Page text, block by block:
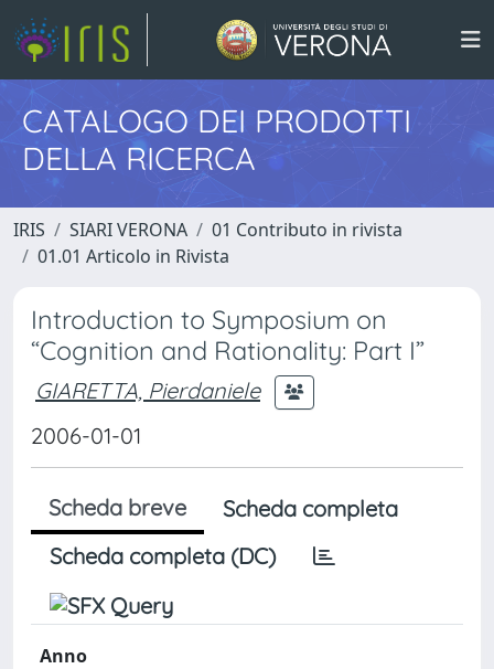
CATALOGO DEI PRODOTTI
DELLA RICERCA
IRIS SIARI VERONA
01 Contributo in rivista
01.01 Articolo in Rivista
Introduction to Symposium on
“Cognition and Rationality: Part I”
GIARETTA, Pierdaniele
2006-01-01
Scheda breve
Scheda completa
Scheda completa (DC)
Anno